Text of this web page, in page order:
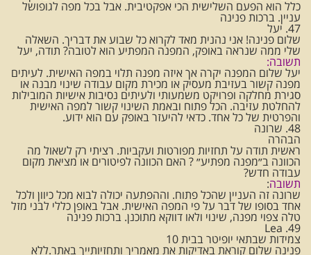
כלל הוא הפעם השלישית הכי אפקטיבית. אבל בכל מפה לגופושל
עניין. ברכות פנינה
47. יעל
שלום פנינה! אני נהנית מאד לקרוא כל שבוע את דבריך. השאלה
שלי ממה שנראה באופק, המפנה המפתיע הוא לטובה? תודה, יעל
תשובה:
יעל שלום המפנה יקרה אך איזה מפנה תלוי במפה האישית. לעיתים
מפנה קשור בעזיבת מעסיק או מכירת מקום עבודה שינוי מבנה או
סגירת מחלקה ופרויקט משמעותי ולעיתים נסיבות אישיות המובילות
להחלטת עזיבה. הכל פתוח ובאמת השינוי קשור למפה האישית
והפרטית של כל אחד. כדאי להיעזר באופק עם הוא ידוע.
48. שרונה
הבהרה
ראשית תודה על תחזיות מפורטות ועקביות. רציתי רק לשאול מה
הכוונה ב״מפנה מפתיע״ ? האם הכוונה לפיטורים או מציאת מקום
עבודה חדש?
תשובה:
שרונה זה העניין שהכל פתוח. וההפתעה יכולה לבוא מכל כיוון ולכל
אחד בסופו של דבר על פי המפה האישית. אבל באופן כללי לבני מזל
טלה צפוי מפנה, שינוי ולאו דווקא מתוכנן. ברכות פנינה
49. Lea
צמידות שבתאי יופיטר בבית 10
פנינה שלום קוראת באדיקות את מאמריך ותחזיותייך באתר.ללא